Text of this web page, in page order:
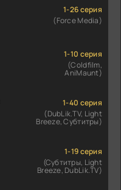
1-26 серия
(Force Media)
1-10 серия
(Coldfilm,
AniMaunt)
1-40 серия
(DubLik.TV, Light
Breeze, Субтитры)
1-19 серия
(Субтитры, Light
Breeze, DubLik.TV)